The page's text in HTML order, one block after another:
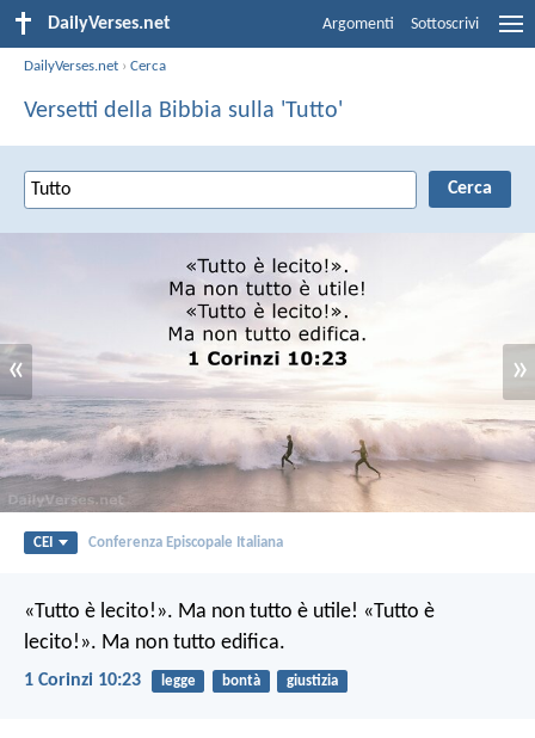
DailyVerses.net Argomenti Sottoscrivi
DailyVerses.net ›Cerca
Versetti della Bibbia sulla 'Tutto'
« »
CEI Conferenza Episcopale Italiana
«Tutto è lecito!». Ma non tutto è utile! «Tutto è
lecito!». Ma non tutto edifica.
1 Corinzi 10:23 legge bontà giustizia